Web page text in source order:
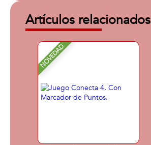
Artículos relacionados
NOVEDAD